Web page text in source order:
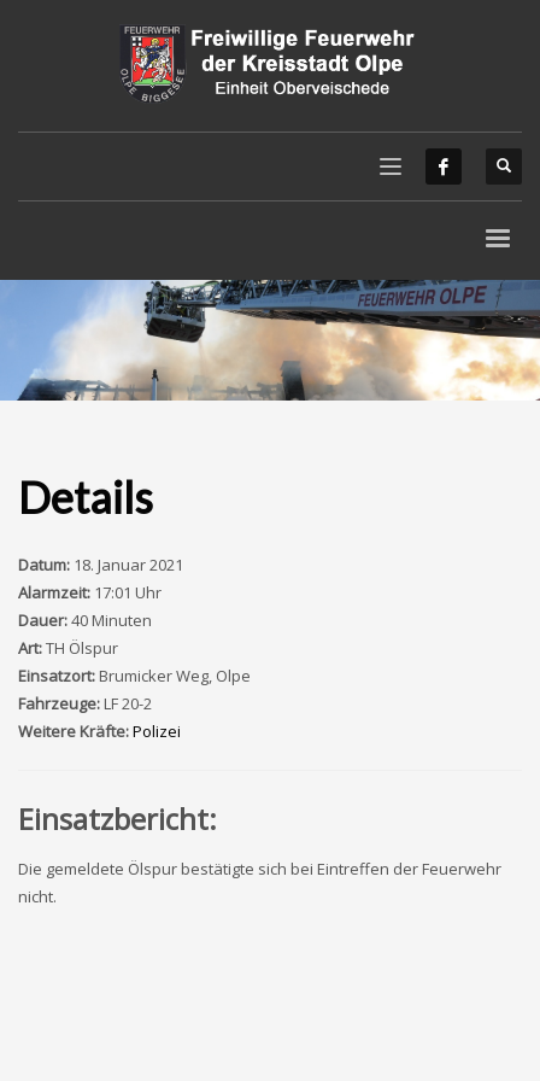
Details
Datum: 18. Januar 2021
Alarmzeit: 17:01 Uhr
Dauer:40 Minuten
Art:TH Ölspur
Einsatzort:Brumicker Weg, Olpe
Fahrzeuge:LF 20-2
Weitere Kräfte:Polizei
Einsatzbericht:
Die gemeldete Ölspur bestätigte sich bei Eintreffen der Feuerwehr
nicht.